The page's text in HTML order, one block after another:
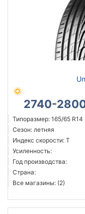
2740-
Типоразмер: 165/65 R14
Сезон: летняя
Индекс скорости: T
Усиленность:
Год производства:
Страна:
Все магазины: (2)